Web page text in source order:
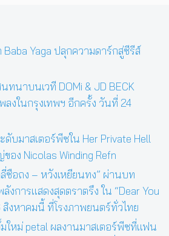
Yaga ปลุกความดาร์กสู่ซีรีส์
นาบนเวที DOMi & JD BECK
งในกรุงเทพฯ อีกครั้ง วันที่ 24
บมาสเตอร์พีซใน Her Private Hell
อง Nicolas Winding Refn
ซือถง – หวังเหยียนทง” ผ่านบท
การแสดงสุดตราตรึง ใน “Dear You
งหาคมนี้ ที่โรงภาพยนตร์ทั่วไทย
มใหม่ petal ผลงานมาสเตอร์พีซที่แฟน